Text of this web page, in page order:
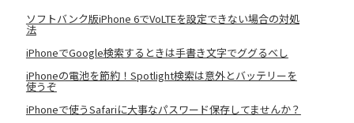
ソフトバンク版iPhone 6でVoLTEを設定できない場合の対処
法
iPhoneでGoogle検索するときは手書き文字でググるべし
iPhoneの電池を節約！Spotlight検索は意外とバッテリーを
使うぞ
iPhoneで使うSafariに大事なパスワード保存してませんか？